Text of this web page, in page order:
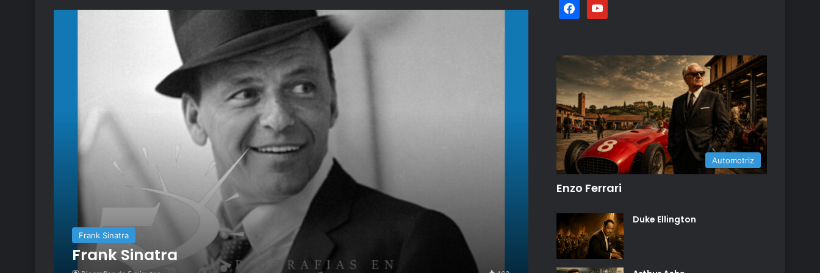
Frank Sinatra
Frank Sinatra
facebookyoutube
Automotriz
Enzo Ferrari
Duke Ellington